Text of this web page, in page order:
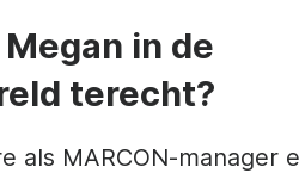
in de
terecht?
als MARCON-manager